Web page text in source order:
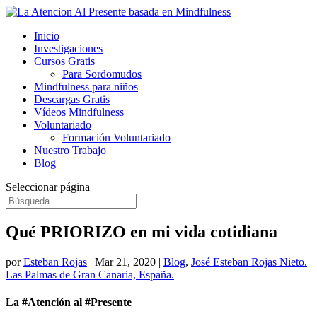
Inicio
Investigaciones
Cursos Gratis
Para Sordomudos
Mindfulness para niños
Descargas Gratis
Vídeos Mindfulness
Voluntariado
Formación Voluntariado
Nuestro Trabajo
Blog
Seleccionar página
Qué PRIORIZO en mi vida cotidiana
porEsteban Rojas | Mar 21, 2020 | Blog, José Esteban Rojas Nieto.
Las Palmas de Gran Canaria, España.
​La #Atención al #Presente